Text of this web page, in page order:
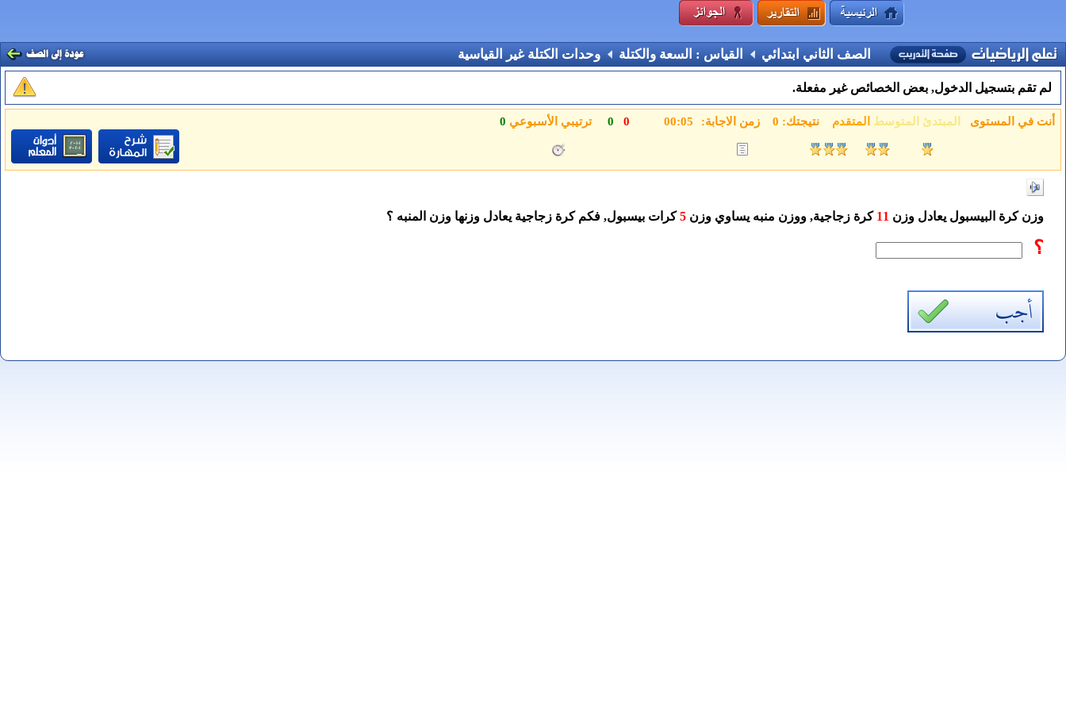
الصف الثاني ابتدائي القياس : السعة والكتلة وحدات الكتلة غير القياسية
لم تقم بتسجيل الدخول, بعض الخصائص غير مفعلة.
أنت في المستوى المبتدئ المتوسط المتقدم نتيجتك: 0 زمن الاجابة: 0
0 ترتيبي الأسبوعي 0
وزن كرة البيسبول يعادل وزن 11 كرة زجاجية, ووزن منبه يساوي وزن 5 كرات بيسبول, فكم كرة زجاجية يعادل وزنها وزن المنبه ؟
؟